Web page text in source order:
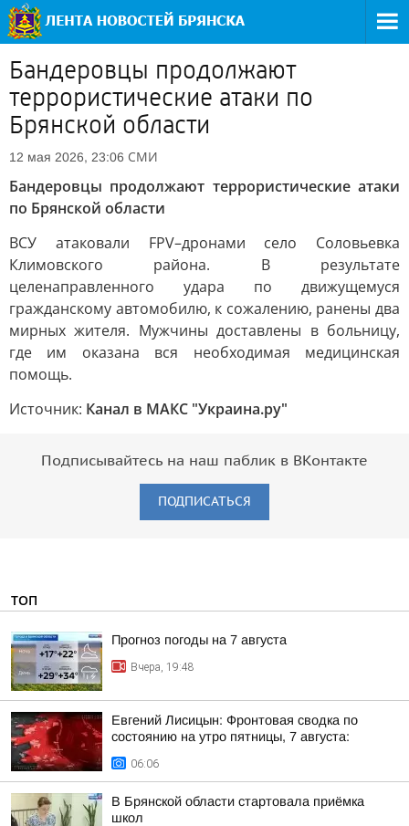
Бандеровцы продолжают
террористические атаки по
Брянской области
12 мая 2026, 23:06 СМИ
Бандеровцы продолжают террористические атаки
по Брянской области
ВСУ атаковали FPV–дронами село Соловьевка
Климовского района. В результате
целенаправленного удара по движущемуся
гражданскому автомобилю, к сожалению, ранены два
мирных жителя. Мужчины доставлены в больницу,
где им оказана вся необходимая медицинская
помощь.
Источник: Канал в МАКС "Украина.ру"
Подписывайтесь на наш паблик в ВКонтакте
ПОДПИСАТЬСЯ
ТОП
Прогноз погоды на 7 августа
Вчера, 19:48
Евгений Лисицын: Фронтовая сводка по
состоянию на утро пятницы, 7 августа:
06:06
В Брянской области стартовала приёмка
школ